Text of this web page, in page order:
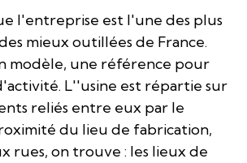
l'entreprise est l'une des plus
mieux outillées de France.
modèle, une référence pour
L''usine est répartie sur
reliés entre eux par le
du lieu de fabrication,
rues, on trouve : les lieux de